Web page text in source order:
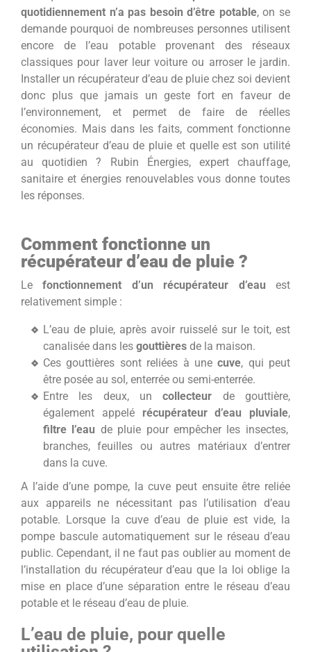
quotidiennement n’a pas besoin d’être potable, on se
demande pourquoi de nombreuses personnes utilisent
encore de l’eau potable provenant des réseaux
classiques pour laver leur voiture ou arroser le jardin.
Installer un récupérateur d’eau de pluie chez soi devient
donc plus que jamais un geste fort en faveur de
l’environnement, et permet de faire de réelles
économies. Mais dans les faits, comment fonctionne
un récupérateur d’eau de pluie et quelle est son utilité
au quotidien ? Rubin Énergies, expert chauffage,
sanitaire et énergies renouvelables vous donne toutes
les réponses.
Comment fonctionne un
récupérateur d’eau de pluie ?
Le fonctionnement d’un récupérateur d’eau est
relativement simple :
L’eau de pluie, après avoir ruisselé sur le toit, est
canalisée dans les gouttières de la maison.
Ces gouttières sont reliées à unecuve, qui peut
être posée au sol, enterrée ou semi-enterrée.
Entre les deux, uncollecteur de gouttière,
également appelé récupérateur d’eau pluviale,
filtre l’eau de pluie pour empêcher les insectes,
branches, feuilles ou autres matériaux d’entrer
dans la cuve.
A l’aide d’une pompe, la cuve peut ensuite être reliée
aux appareils ne nécessitant pas l’utilisation d’eau
potable. Lorsque la cuve d’eau de pluie est vide, la
pompe bascule automatiquement sur le réseau d’eau
public. Cependant, il ne faut pas oublier au moment de
l’installation du récupérateur d’eau que la loi oblige la
mise en place d’une séparation entre le réseau d’eau
potable et le réseau d’eau de pluie.
L’eau de pluie, pour quelle